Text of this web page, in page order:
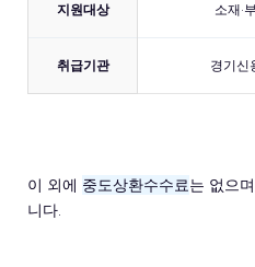
지원대상 소재·
취급기관 경기신
이 외에 중도상환수수료는 없으
니다.